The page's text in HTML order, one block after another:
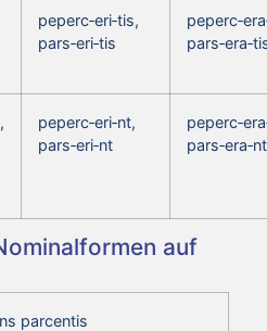
peperc‑eri‑tis,
pars‑eri‑tis
peperc‑eri‑nt,
pars‑eri‑nt
pars‑era‑nt
auf
parcentis